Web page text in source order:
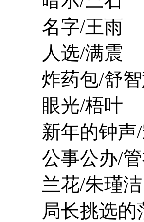
名字/王雨
人选/满震
炸药包/舒智
眼光/梧叶
新年的钟声/
公事公办/管
兰花/朱瑾洁
局长挑选的